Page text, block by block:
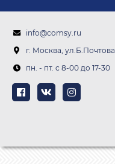
info@comsy.ru
г. Москва,
пн. - пт. c 8-00 до 17-30